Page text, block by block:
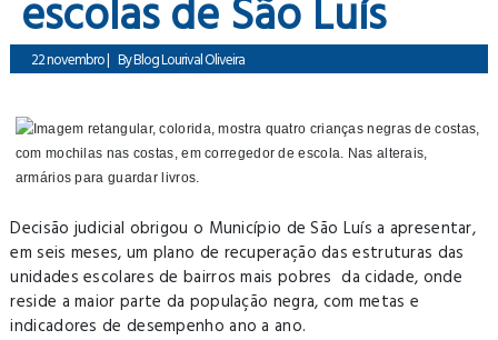
22 novembro| ByBlog Lourival Oliveira
Decisão judicial obrigou o Município de São Luís a apresentar,
em seis meses, um plano de recuperação das estruturas das
unidades escolares de bairros mais pobres da cidade, onde
reside a maior parte da população negra, com metas e
indicadores de desempenho ano a ano.